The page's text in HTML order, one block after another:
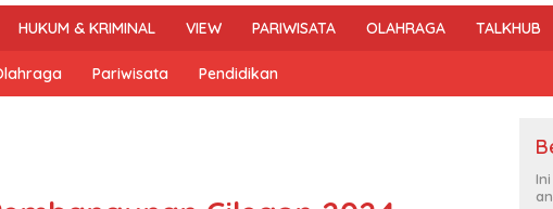
HUKUM & KRIMINAL VIEW PARIWISATA OLAHRAGA TALKHUB
Pariwisata Pendidikan